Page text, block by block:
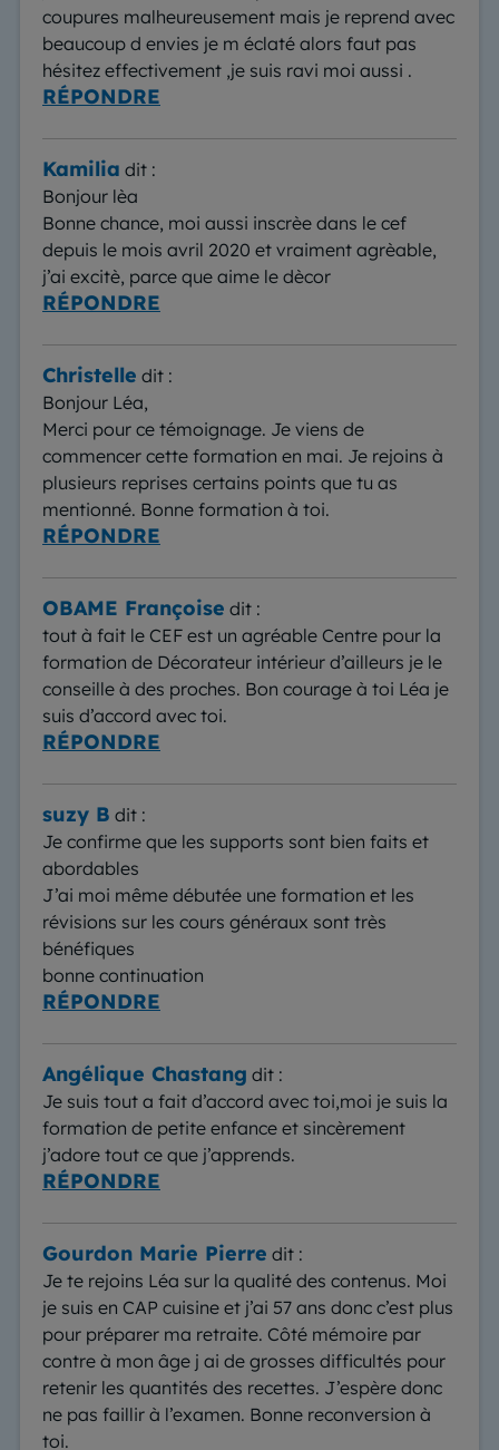
coupures malheureusement mais je reprend avec
beaucoup d envies je m éclaté alors faut pas
hésitez effectivement ,je suis ravi moi aussi .
RÉPONDRE
Kamilia dit :
Bonjour lèa
Bonne chance, moi aussi inscrèe dans le cef
depuis le mois avril 2020 et vraiment agrèable,
j’ai excitè, parce que aime le dècor
RÉPONDRE
Christelle dit :
Bonjour Léa,
Merci pour ce témoignage. Je viens de
commencer cette formation en mai. Je rejoins à
plusieurs reprises certains points que tu as
mentionné. Bonne formation à toi.
RÉPONDRE
OBAME Françoise dit :
tout à fait le CEF est un agréable Centre pour la
formation de Décorateur intérieur d’ailleurs je le
conseille à des proches. Bon courage à toi Léa je
suis d’accord avec toi.
RÉPONDRE
suzy B dit :
Je confirme que les supports sont bien faits et
abordables
J’ai moi même débutée une formation et les
révisions sur les cours généraux sont très
bénéfiques
bonne continuation
RÉPONDRE
Angélique Chastang dit :
Je suis tout a fait d’accord avec toi,moi je suis la
formation de petite enfance et sincèrement
j’adore tout ce que j’apprends.
RÉPONDRE
Gourdon Marie Pierre dit :
Je te rejoins Léa sur la qualité des contenus. Moi
je suis en CAP cuisine et j’ai 57 ans donc c’est plus
pour préparer ma retraite. Côté mémoire par
contre à mon âge j ai de grosses difficultés pour
retenir les quantités des recettes. J’espère donc
ne pas faillir à l’examen. Bonne reconversion à
toi.